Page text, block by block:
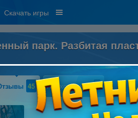
Скачать игры
парк. Разбитая
45 Прохождение 2